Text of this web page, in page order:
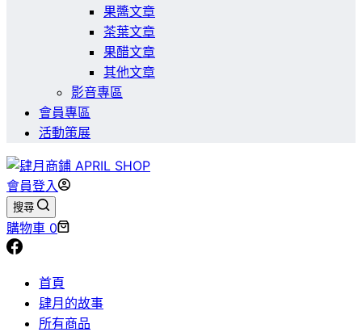
果醬文章
茶葉文章
果醋文章
其他文章
影音專區
會員專區
活動策展
會員登入
搜尋
購物車 0
首頁
肆月的故事
所有商品